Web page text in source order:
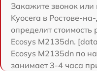
Закажите звонок или
Kyocera в Ростове-
определит
Ecosys M2135dn.
Ecosys M2135dn по
занимает 3-4 часа